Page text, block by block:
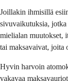
Joillakin ihmisillä
sivuvaikutuksia,
mielialan muutokset,
tai maksavaivat, joita
Hyvin harvoin
vakavaa